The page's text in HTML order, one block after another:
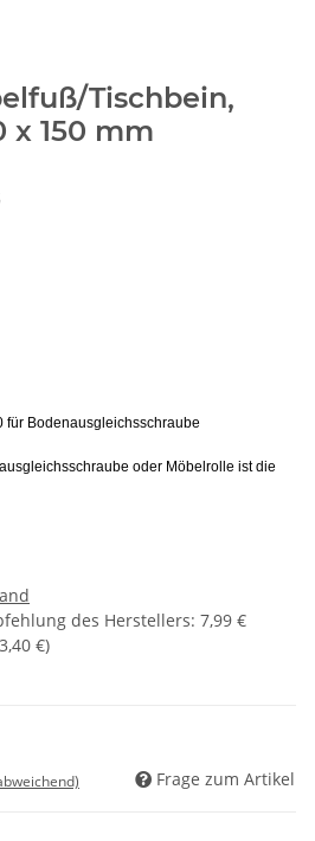
Tischbein,
x 150 mm
für Bodenausgleichsschraube
oder Möbelrolle ist die
des Herstellers: 7,99 €
3,40 €)
Frage zum Artikel